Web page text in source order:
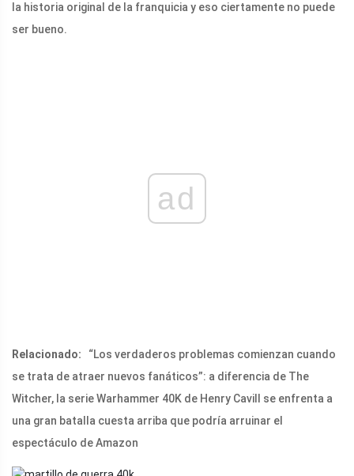
la historia original de la franquicia y eso ciertamente no puede
ser bueno.
ad
Relacionado:
“Los verdaderos problemas comienzan cuando
se trata de atraer nuevos fanáticos”: a diferencia de The
Witcher, la serie Warhammer 40K de Henry Cavill se enfrenta a
una gran batalla cuesta arriba que podría arruinar el
espectáculo de Amazon